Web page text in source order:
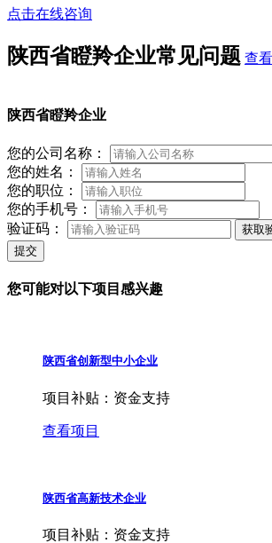
点击在线咨询
陕西省瞪羚企业常见问题 查
陕西省瞪羚企业
您的公司名称：
您的姓名：
您的职位：
您的手机号：
验证码：
获取
提交
您可能对以下项目感兴趣
陕西省创新型中小企业
项目补贴： 资金支持
查看项目
陕西省高新技术企业
项目补贴： 资金支持